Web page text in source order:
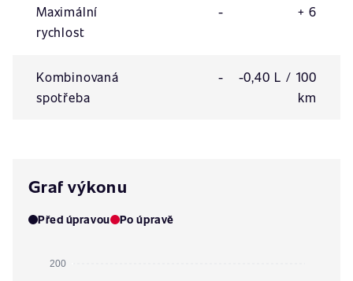
Maximální
rychlost
- + 6
Kombinovaná
spotřeba
-
-0,40 L / 100
km
Graf výkonu
Před úpravou Po úpravě
200